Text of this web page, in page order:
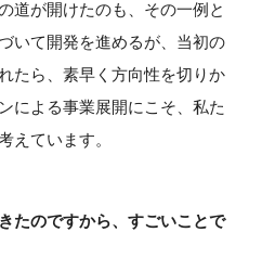
道が開けたのも、その一例と
いて開発を進めるが、当初の
たら、素早く方向性を切りか
による事業展開にこそ、私た
えています。
のですから、すごいことで